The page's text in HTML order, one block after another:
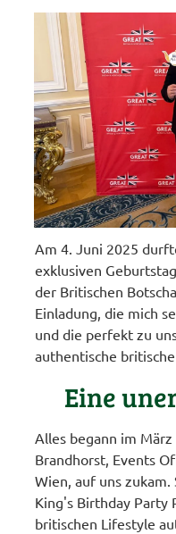
Am 4. Juni 2025
exklusiven
der Britischen
Einladung, die mich
und die perfekt zu
authentische
Eine
Alles begann im März
Brandhorst, Events
Wien, auf uns
King's Birthday Party
britischen Lifestyle